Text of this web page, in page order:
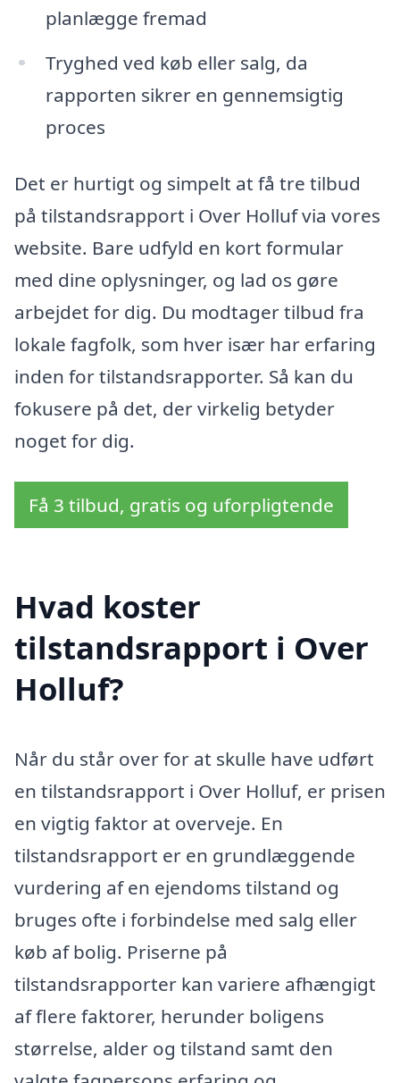
planlægge fremad
Tryghed ved køb eller salg, da
rapporten sikrer en gennemsigtig
proces
Det er hurtigt og simpelt at få tre tilbud
på tilstandsrapport i Over Holluf via vores
website. Bare udfyld en kort formular
med dine oplysninger, og lad os gøre
arbejdet for dig. Du modtager tilbud fra
lokale fagfolk, som hver især har erfaring
inden for tilstandsrapporter. Så kan du
fokusere på det, der virkelig betyder
noget for dig.
Få 3 tilbud, gratis og uforpligtende
Hvad koster
tilstandsrapport i Over
Holluf?
Når du står over for at skulle have udført
en tilstandsrapport i Over Holluf, er prisen
en vigtig faktor at overveje. En
tilstandsrapport er en grundlæggende
vurdering af en ejendoms tilstand og
bruges ofte i forbindelse med salg eller
køb af bolig. Priserne på
tilstandsrapporter kan variere afhængigt
af flere faktorer, herunder boligens
størrelse, alder og tilstand samt den